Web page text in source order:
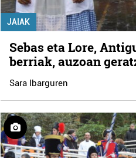
JAIAK
Sebas eta Lore,
berriak, auzoan
Sara Ibarguren